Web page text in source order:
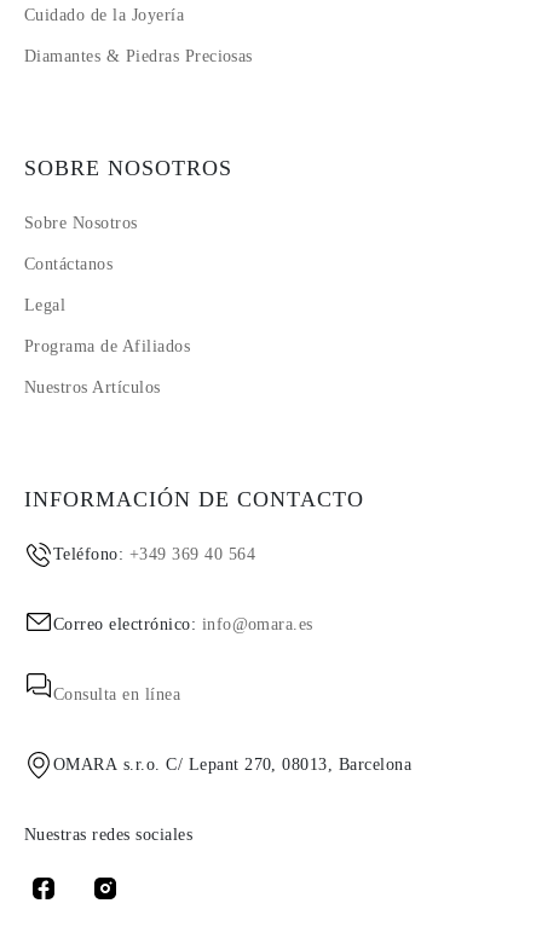
Cuidado de la Joyería
Diamantes & Piedras Preciosas
SOBRE NOSOTROS
Sobre Nosotros
Contáctanos
Legal
Programa de Afiliados
Nuestros Artículos
INFORMACIÓN DE CONTACTO
Teléfono: +349 369 40 564
Correo electrónico: info@omara.es
Consulta en línea
OMARA s.r.o. C/ Lepant 270, 08013, Barcelona
Nuestras redes sociales